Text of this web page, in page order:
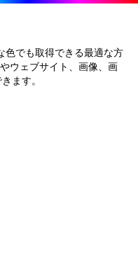
でも取得できる最適な方
ウェブサイト、画像、画
ます。